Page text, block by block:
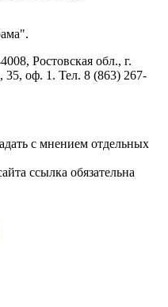
Ростовская обл., г.
35, оф. 1. Тел. 8 (863) 267-
с мнением отдельных
ссылка обязательна